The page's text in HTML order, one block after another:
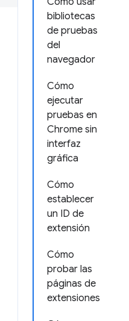
bibliotecas
de pruebas
del
navegador
Cómo
ejecutar
pruebas en
Chrome sin
interfaz
gráfica
Cómo
establecer
un ID de
extensión
Cómo
probar las
páginas de
extensiones